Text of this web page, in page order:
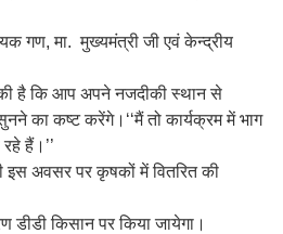
गण, मा. मुख्यमंत्री जी एवं केन्द्रीय
है कि आप अपने नजदीकी स्थान से
का कष्ट करेंगे।‘‘मैं तो कार्यक्रम में भाग
हैं।’’
इस अवसर पर कृषकों में वितरित की
डीडी किसान पर किया जायेगा।